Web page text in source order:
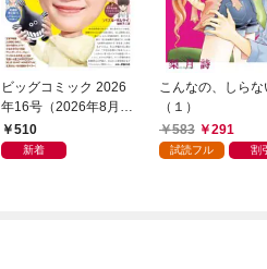
ビッグコミック 2026
年16号（2026年8月7
日発売）
510
新着
こんなの、しらな
（１）
583
291
試読フル 割引